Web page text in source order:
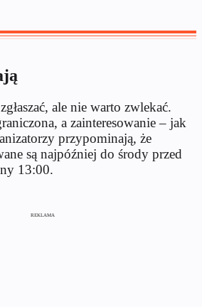
ale nie warto zwlekać.
a zainteresowanie – jak
przypominają, że
są najpóźniej do środy przed
13:00.
REKLAMA